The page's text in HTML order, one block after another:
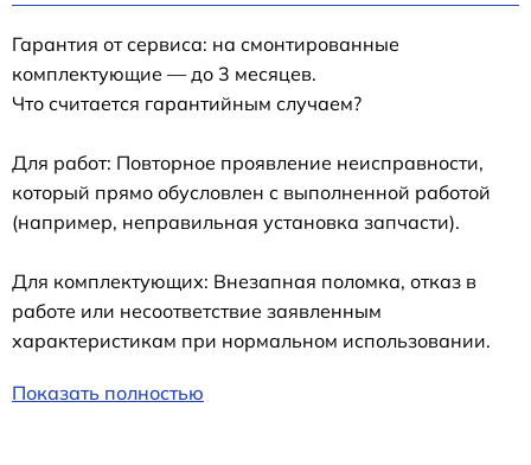
Гарантия от сервиса: на смонтированные
комплектующие — до 3 месяцев.
Что считается гарантийным случаем?
Для работ: Повторное проявление неисправности,
который прямо обусловлен с выполненной работой
(например, неправильная установка запчасти).
Для комплектующих: Внезапная поломка, отказ в
работе или несоответствие заявленным
характеристикам при нормальном использовании.
Показать полностью